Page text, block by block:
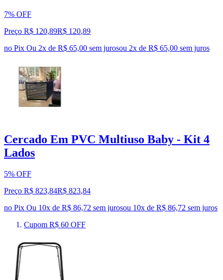
7% OFF
Preço R$ 120,89R$ 120,89
no Pix Ou 2x de R$ 65,00 sem jurosou 2x de R$ 65,00 sem juros
Cercado Em PVC Multiuso Baby - Kit 4
Lados
5% OFF
Preço R$ 823,84R$ 823,84
no Pix Ou 10x de R$ 86,72 sem jurosou 10x de R$ 86,72 sem juros
Cupom R$ 60 OFF